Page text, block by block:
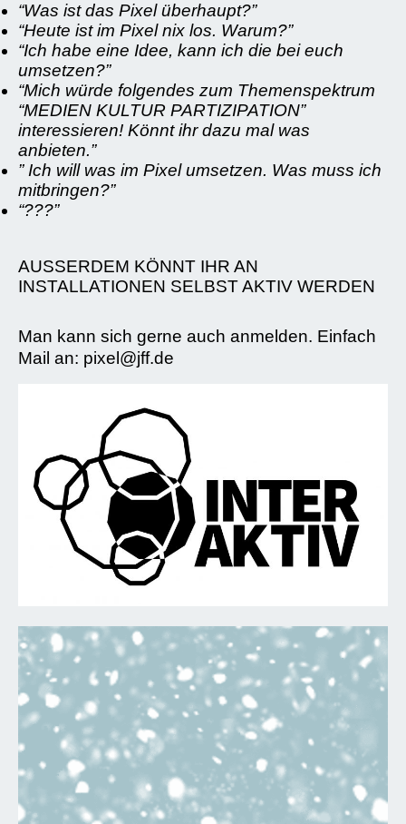
“Was ist das Pixel überhaupt?”
“Heute ist im Pixel nix los. Warum?”
“Ich habe eine Idee, kann ich die bei euch
umsetzen?”
“Mich würde folgendes zum Themenspektrum
“MEDIEN KULTUR PARTIZIPATION”
interessieren! Könnt ihr dazu mal was
anbieten.”
” Ich will was im Pixel umsetzen. Was muss ich
mitbringen?”
“???”
AUSSERDEM KÖNNT IHR AN
INSTALLATIONEN SELBST AKTIV WERDEN
Man kann sich gerne auch anmelden. Einfach
Mail an: pixel@jff.de